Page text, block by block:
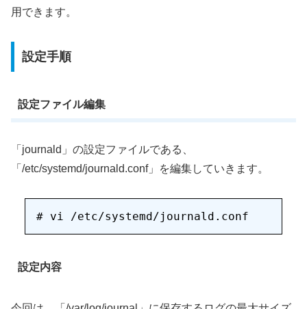
用できます。
設定手順
設定ファイル編集
「journald」の設定ファイルである、
「/etc/systemd/journald.conf」を編集していきます。
設定内容